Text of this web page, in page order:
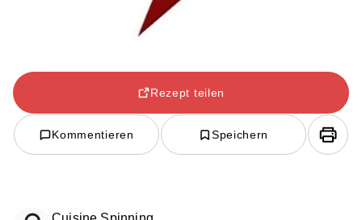
Rezept teilen
Kommentieren Speichern